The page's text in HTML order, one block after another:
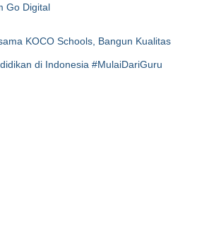
Go Digital
KOCO Schools, Bangun Kualitas
di Indonesia #MulaiDariGuru